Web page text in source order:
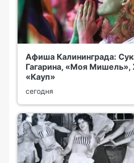
Афиша Калининграда:
Гагарина, «Моя Мишель»,
«Кауп»
сегодня